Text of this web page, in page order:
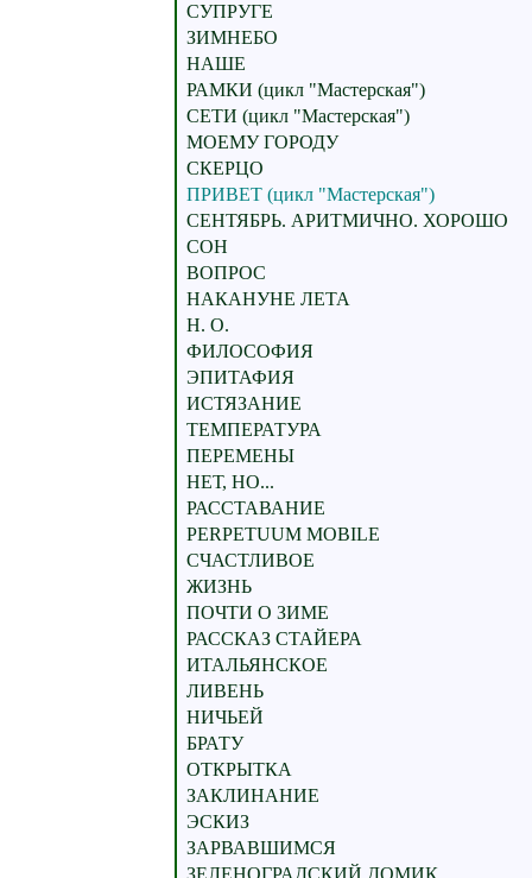
СУПРУГЕ
ЗИМНЕБО
НАШЕ
РАМКИ (цикл "Мастерская")
СЕТИ (цикл "Мастерская")
МОЕМУ ГОРОДУ
СКЕРЦО
ПРИВЕТ (цикл "Мастерская")
СЕНТЯБРЬ. АРИТМИЧНО. ХОРОШО
СОН
ВОПРОС
НАКАНУНЕ ЛЕТА
Н. О.
ФИЛОСОФИЯ
ЭПИТАФИЯ
ИСТЯЗАНИЕ
ТЕМПЕРАТУРА
ПЕРЕМЕНЫ
НЕТ, НО...
РАССТАВАНИЕ
PERPETUUM MOBILE
СЧАСТЛИВОЕ
ЖИЗНЬ
ПОЧТИ О ЗИМЕ
РАССКАЗ СТАЙЕРА
ИТАЛЬЯНСКОЕ
ЛИВЕНЬ
НИЧЬЕЙ
БРАТУ
ОТКРЫТКА
ЗАКЛИНАНИЕ
ЭСКИЗ
ЗАРВАВШИМСЯ
ЗЕЛЕНОГРАДСКИЙ ДОМИК